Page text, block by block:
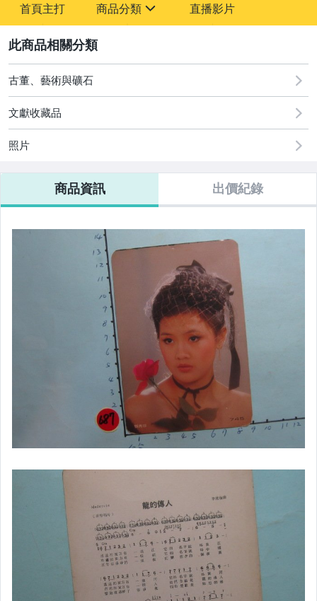
首頁主打 商品分類
其它
直播影片
古董、藝術與礦石
文獻收藏品
照片
商品資訊 出價紀錄